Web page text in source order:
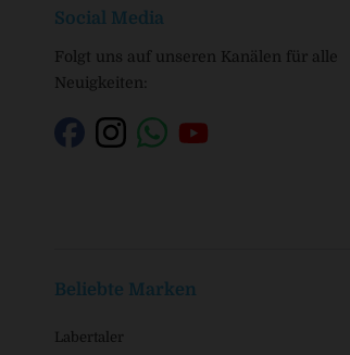
Social Media
Folgt uns auf unseren Kanälen für alle
Neuigkeiten:
Beliebte Marken
Labertaler